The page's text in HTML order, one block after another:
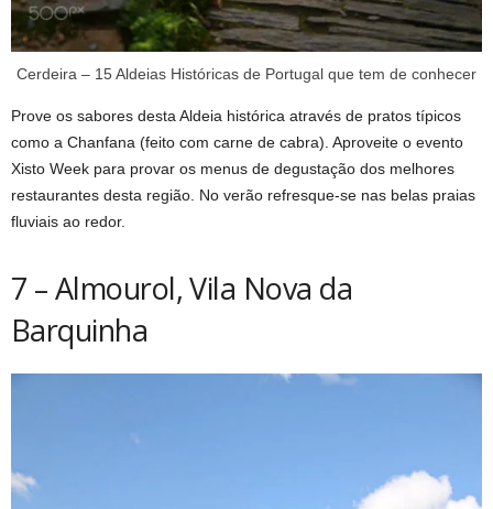
Cerdeira – 15 Aldeias Históricas de Portugal que tem de conhecer
Prove os sabores desta Aldeia histórica através de pratos típicos
como a Chanfana (feito com carne de cabra). Aproveite o evento
Xisto Week para provar os menus de degustação dos melhores
restaurantes desta região. No verão refresque-se nas belas praias
fluviais ao redor.
7 – Almourol, Vila Nova da
Barquinha